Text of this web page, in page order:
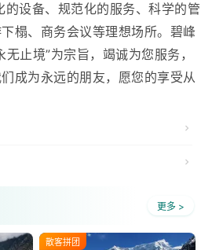
设备、规范化的服务、科学的管
榻、商务会议等理想场所。碧峰
止境”为宗旨，竭诚为您服务，
成为永远的朋友，愿您的享受从
更多 >
散客拼团